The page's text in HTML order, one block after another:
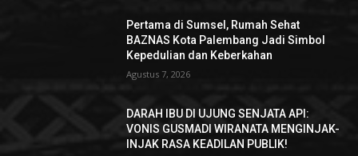
Pertama di Sumsel, Rumah Sehat
BAZNAS Kota Palembang Jadi Simbol
Kepedulian dan Keberkahan
Agustus 7, 2026
DARAH IBU DI UJUNG SENJATA API:
VONIS GUSMADI WIRANATA MENGINJAK-
INJAK RASA KEADILAN PUBLIK!